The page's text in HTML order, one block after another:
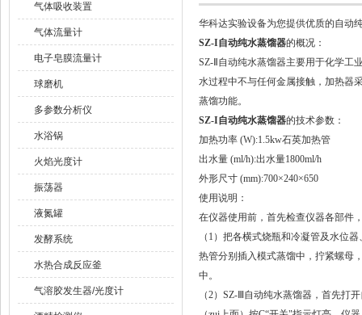
气体吸收装置
气体流量计
电子皂膜流量计
球磨机
多参数分析仪
水浴锅
火焰光度计
振荡器
液氮罐
发酵系统
水热合成反应釜
气溶胶发生器/光度计
华科达实验设备为您提供优质的自动
SZ-I自动纯水蒸馏器的概况：
SZ-Ⅱ自动纯水蒸馏器主要用于化学工
水过程中不与任何金属接触，加热器
蒸馏功能。
SZ-I自动纯水蒸馏器的技术参数：
加热功率 (W):1.5kw石英加热管
出水量 (ml/h):出水量1800ml/h
外形尺寸 (mm):700×240×650
使用说明：
在仪器使用前，首先检查仪器各部件
（1）把各横式烧瓶和冷凝管及水位
热管分别插入模式蒸馏中，拧紧螺母
中。
（2）SZ-Ⅲ自动纯水蒸馏器，首先打